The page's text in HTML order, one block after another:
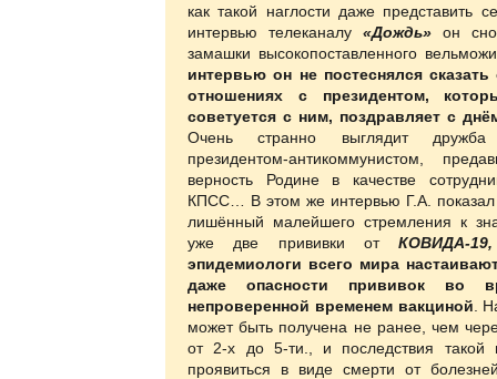
как такой наглости даже представить
интервью телеканалу «Дождь» он
замашки высокопоставленного
интервью он не постеснялся
отношениях с президентом,
советуется с ним, поздравляет с
Очень странно выглядит
президентом-антикоммунистом,
верность Родине в качестве
КПСС… В этом же интервью Г.А. показал
лишённый малейшего стремления к
уже две прививки отКОВИДА-19,
эпидемиологи всего мира
даже опасности прививок во
непроверенной временем вакциной .
может быть получена не ранее, чем
от 2-х до 5-ти., и последствия такой
проявиться в виде смерти от